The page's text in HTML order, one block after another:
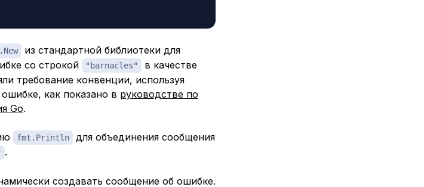
из стандартной библиотеки для
со строкой
"barnacles"
в качестве
требование конвенции, используя
как показано в руководстве по
Go.
fmt.Println
для объединения сообщения
.
создавать сообщение об ошибке.